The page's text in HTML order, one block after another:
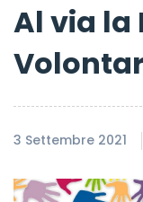
Al via la
3 Settembre 2021